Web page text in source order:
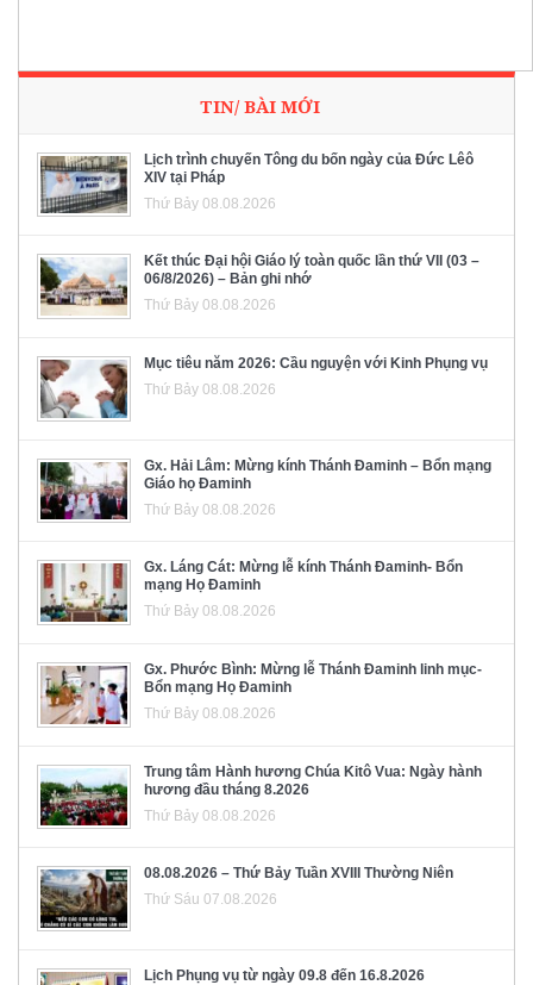
TIN/ BÀI MỚI
Lịch trình chuyến Tông du bốn ngày của Đức Lêô
XIV tại Pháp
Thứ Bảy 08.08.2026
Kết thúc Đại hội Giáo lý toàn quốc lần thứ VII (03 –
06/8/2026) – Bản ghi nhớ
Thứ Bảy 08.08.2026
Mục tiêu năm 2026: Cầu nguyện với Kinh Phụng vụ
Thứ Bảy 08.08.2026
Gx. Hải Lâm: Mừng kính Thánh Đaminh – Bổn mạng
Giáo họ Đaminh
Thứ Bảy 08.08.2026
Gx. Láng Cát: Mừng lễ kính Thánh Đaminh- Bổn
mạng Họ Đaminh
Thứ Bảy 08.08.2026
Gx. Phước Bình: Mừng lễ Thánh Đaminh linh mục-
Bổn mạng Họ Đaminh
Thứ Bảy 08.08.2026
Trung tâm Hành hương Chúa Kitô Vua: Ngày hành
hương đầu tháng 8.2026
Thứ Bảy 08.08.2026
08.08.2026 – Thứ Bảy Tuần XVIII Thường Niên
Thứ Sáu 07.08.2026
Lịch Phụng vụ từ ngày 09.8 đến 16.8.2026